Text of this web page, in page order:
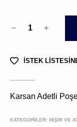
1
İSTEK
Karsan Adetli
KATEGORİLER: HIŞIR VE